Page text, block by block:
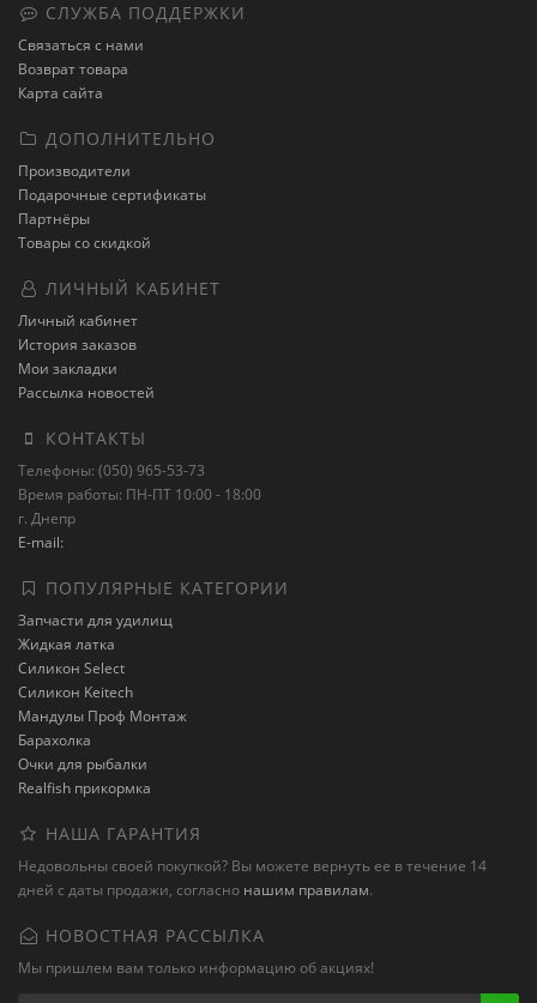
СЛУЖБА ПОДДЕРЖКИ
Связаться с нами
Возврат товара
Карта сайта
ДОПОЛНИТЕЛЬНО
Производители
Подарочные сертификаты
Партнёры
Товары со скидкой
ЛИЧНЫЙ КАБИНЕТ
Личный кабинет
История заказов
Мои закладки
Рассылка новостей
КОНТАКТЫ
Телефоны: (050) 965-53-73
Время работы: ПН-ПТ 10:00 - 18:00
г. Днепр
E-mail:
ПОПУЛЯРНЫЕ КАТЕГОРИИ
Запчасти для удилищ
Жидкая латка
Силикон Select
Силикон Keitech
Мандулы Проф Монтаж
Барахолка
Очки для рыбалки
Realfish прикормка
НАША ГАРАНТИЯ
Недовольны своей покупкой? Вы можете вернуть ее в течение 14
дней с даты продажи, согласно нашим правилам.
НОВОСТНАЯ РАССЫЛКА
Мы пришлем вам только информацию об акциях!